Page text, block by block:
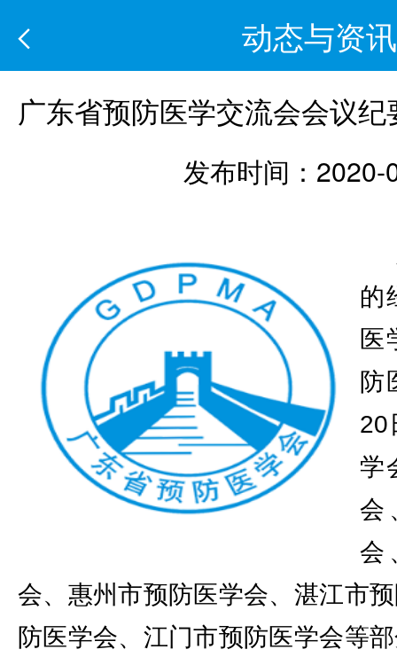
动态与资讯
广东省预防医学交流会会议纪
发布时间：2020-
的
医
防
20
学
会
会
会、惠州市预防医学会、湛江市
防医学会、江门市预防医学会等